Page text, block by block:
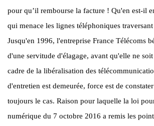
pour qu’il rembourse la facture ! Qu'en est-il
qui menace les lignes téléphoniques
Jusqu'en 1996, l'entreprise France Télécoms
d'une servitude d'élagage, avant qu'elle ne
cadre de la libéralisation des
d'entretien est demeurée, force est de
toujours le cas. Raison pour laquelle la loi
numérique du 7 octobre 2016 a remis les